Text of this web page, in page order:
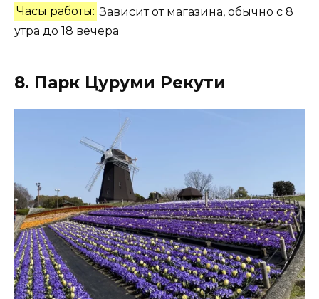
Часы работы: Зависит от магазина, обычно с 8
утра до 18 вечера
8. Парк Цуруми Рекути